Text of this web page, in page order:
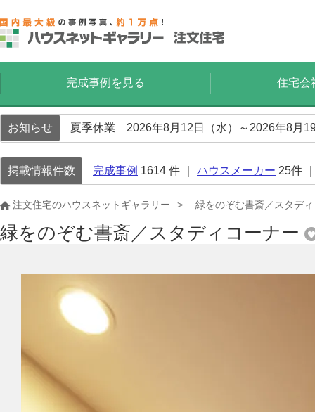
完成事例を見る 住宅会
お知らせ 夏季休業 2026年8月12日（水）～2026年8月
掲載情報件数 完成事例 1614 件 ｜ ハウスメーカー 25件
注文住宅のハウスネットギャラリー 緑をのぞむ書斎／スタデ
緑をのぞむ書斎／スタディコーナー